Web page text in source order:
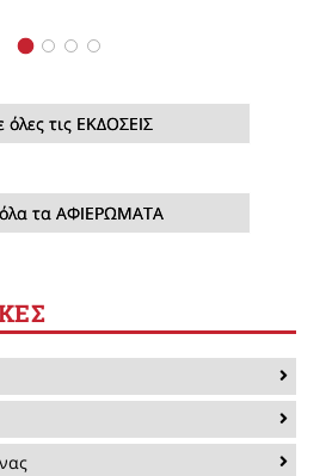
όλες τις ΕΚΔΟΣΕΙΣ
όλα τα ΑΦΙΕΡΩΜΑΤΑ